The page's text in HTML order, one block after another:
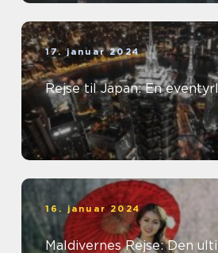
17. januar 2024
Rejse til Japan: En
16. januar 2024
Maldivernes Rejse: Den